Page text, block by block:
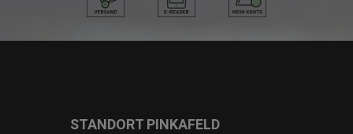
STANDORT PINKAFELD